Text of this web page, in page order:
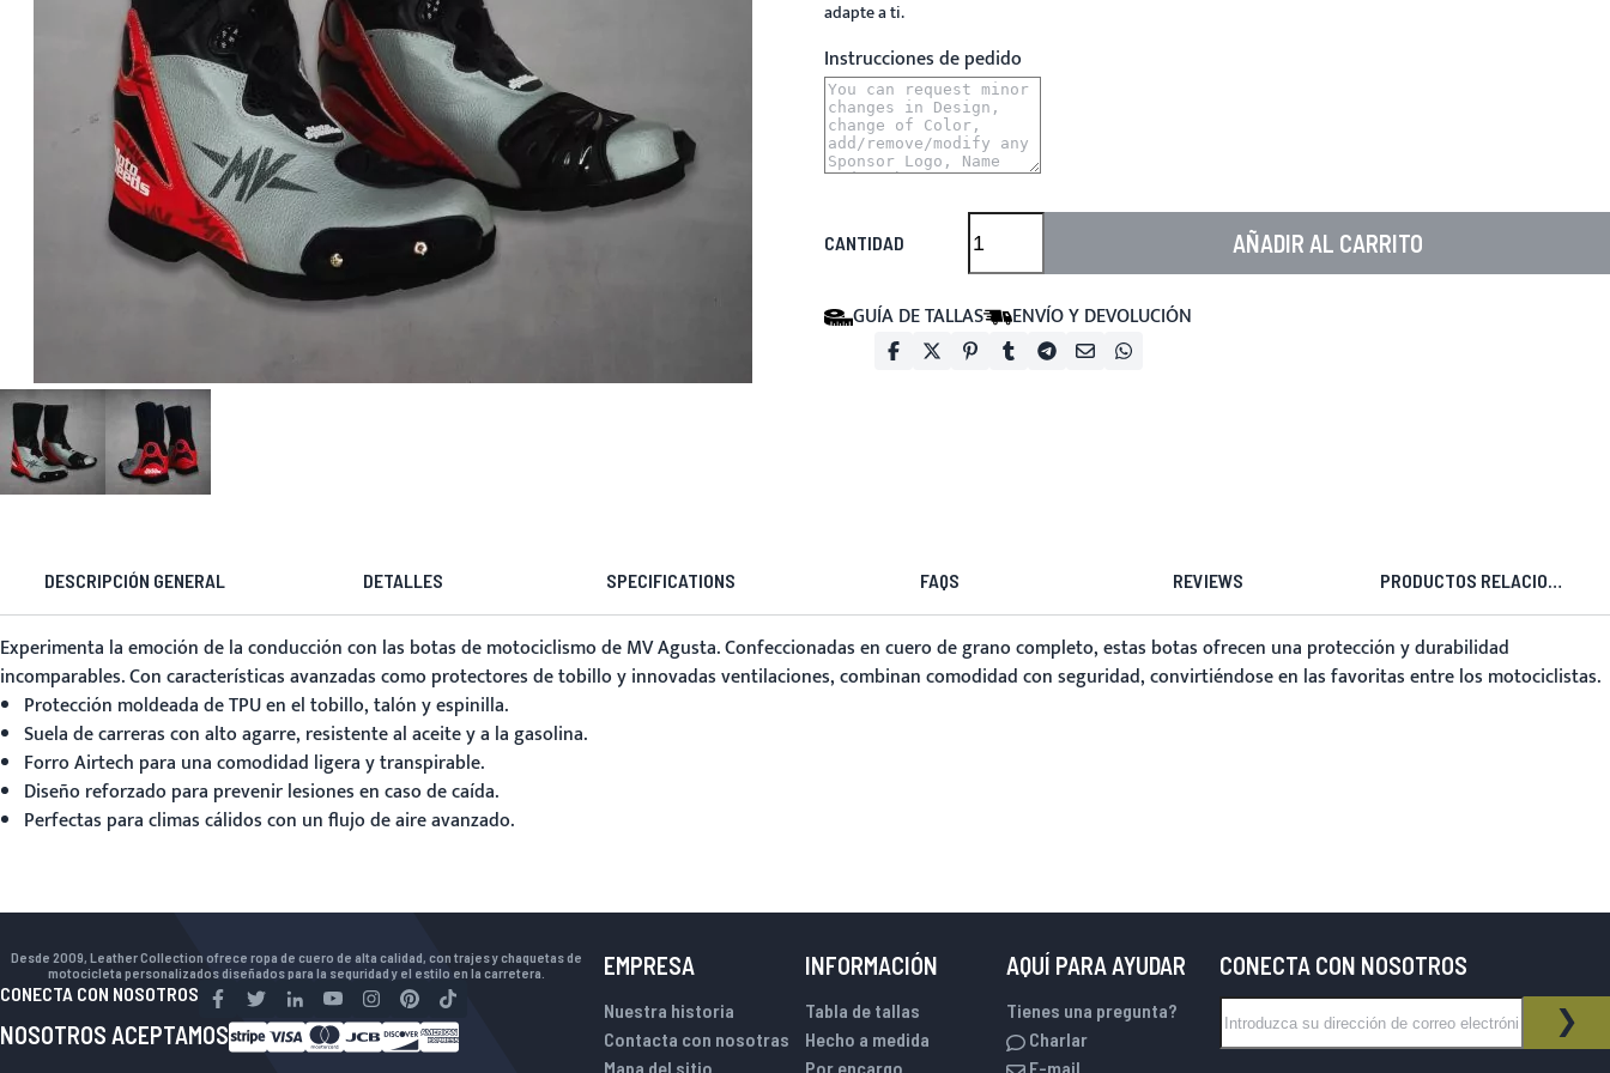
adapte a ti.
Instrucciones de pedido
CANTIDAD AÑADIR AL CARRITO
GUÍA DE TALLAS ENVÍO Y DEVOLUCIÓN
DESCRIPCIÓN GENERAL DETALLES SPECIFICATIONS FAQS REVIEWS PRODUCTOS RELACIONADOS
Experimenta la emoción de la conducción con las botas de motociclismode MV Agusta. Confeccionadas en cuero de grano completo, estas botas ofrecen una protección y durabilidad
incomparables. Con características avanzadas como protectores de tobillo y innovadas ventilaciones, combinan comodidad con seguridad, convirtiéndose en las favoritas entre los motociclistas.
Protección moldeada de TPU en el tobillo, talón y espinilla.
Suela de carreras con alto agarre, resistente al aceite y a la gasolina.
Forro Airtech para una comodidad ligera y transpirable.
Diseño reforzado para prevenir lesiones en caso de caída.
Perfectas para climas cálidos con un flujo de aire avanzado.
Desde 2009, Leather Collection ofrece ropa de cuero de alta calidad, con trajes y chaquetas de
motocicleta personalizados diseñados para la seguridad y el estilo en la carretera.
CONECTA CON NOSOTROS
NOSOTROS ACEPTAMOS
EMPRESA
Nuestra historia
Contacta con nosotras
Mapa del sitio
INFORMACIÓN
Tabla de tallas
Hecho a medida
Por encargo
AQUÍ PARA AYUDAR
Tienes una pregunta?
Charlar
E-mail
CONECTA CON NOSOTROS
BOLETÍN DE NOTICIAS